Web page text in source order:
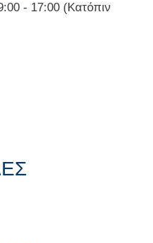
- 17:00 (Κατόπιν